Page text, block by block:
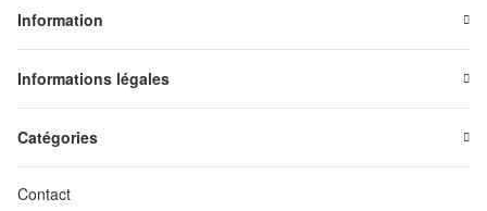
Information
Informations légales
Catégories
Contact